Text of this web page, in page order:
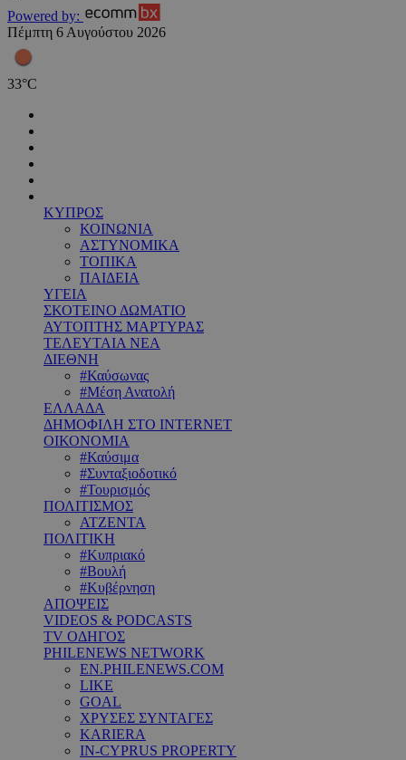
Powered by:
Πέμπτη 6 Αυγούστου 2026
33°C
ΚΥΠΡΟΣ
ΚΟΙΝΩΝΙΑ
ΑΣΤΥΝΟΜΙΚΑ
ΤΟΠΙΚΑ
ΠΑΙΔΕΙΑ
ΥΓΕΙΑ
ΣΚΟΤΕΙΝΟ ΔΩΜΑΤΙΟ
ΑΥΤΟΠΤΗΣ ΜΑΡΤΥΡΑΣ
ΤΕΛΕΥΤΑΙΑ ΝΕΑ
ΔΙΕΘΝΗ
#Καύσωνας
#Μέση Ανατολή
ΕΛΛΑΔΑ
ΔΗΜΟΦΙΛΗ ΣΤΟ INTERNET
ΟΙΚΟΝΟΜΙΑ
#Καύσιμα
#Συνταξιοδοτικό
#Τουρισμός
ΠΟΛΙΤΙΣΜΟΣ
ΑΤΖΕΝΤΑ
ΠΟΛΙΤΙΚΗ
#Κυπριακό
#Βουλή
#Κυβέρνηση
ΑΠΟΨΕΙΣ
VIDEOS & PODCASTS
TV ΟΔΗΓΟΣ
PHILENEWS NETWORK
EN.PHILENEWS.COM
LIKE
GOAL
ΧΡΥΣΕΣ ΣΥΝΤΑΓΕΣ
KARIERA
IN-CYPRUS PROPERTY